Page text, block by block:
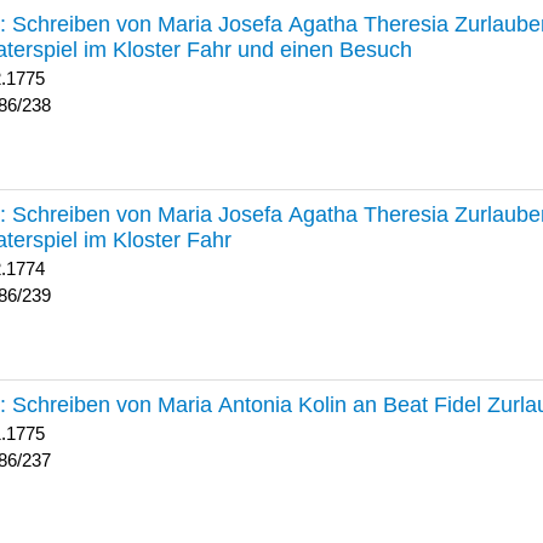
238 : Schreiben von Maria Josefa Agatha Theresia
im Kloster Fahr und einen Besuch
238
239 : Schreiben von Maria Josefa Agatha Theresia
im Kloster Fahr
239
237 : Schreiben von Maria Antonia Kolin an Beat Fidel
237